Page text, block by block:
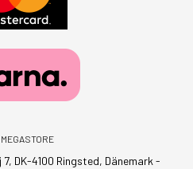
7, DK-4100 Ringsted, Dänemark -